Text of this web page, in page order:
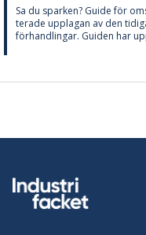
Sa du spar­ken? Guide för
te­ra­de upp­la­gan av den
för­hand­ling­ar. Gui­den har